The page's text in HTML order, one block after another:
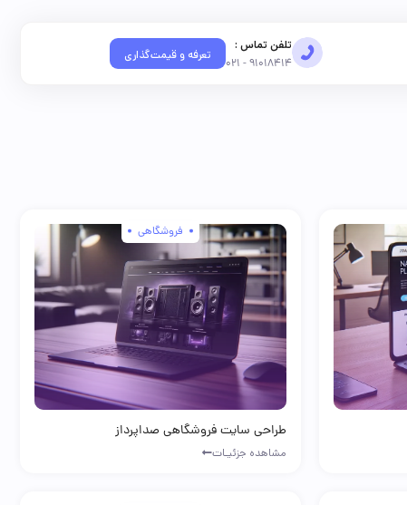
تلفن تماس :
91018414 - 021
تعرفه و قیمت‌گذاری
فروشگاهی
طراحی سایت فروشگاهی صداپرداز
مشاهده جزئیـات